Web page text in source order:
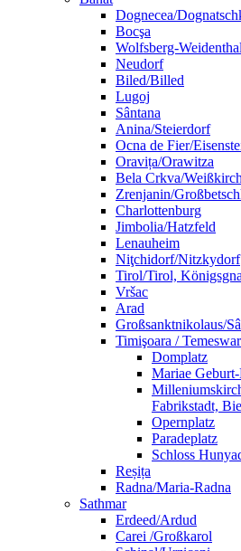
Dognecea/
Bocşa
Wolfsberg-
Neudorf
Biled/Billed
Lugoj
Sântana
Anina/Steierdorf
Ocna de Fier/
Oravița/Orawitza
Bela Crkva/
Zrenjanin/
Charlottenburg
Jimbolia/Hatzfeld
Lenauheim
Niţchidorf/Nitzkydorf
Tirol/Tirol,
Vršac
Arad
Großsanktnikolaus/
Timişoara / Temeswar
Domplatz
Mariae
Fabrikstadt,
Opernplatz
Paradeplatz
Schloss
Reșița
Radna/Maria-Radna
Sathmar
Erdeed/Ardud
Carei /Großkarol